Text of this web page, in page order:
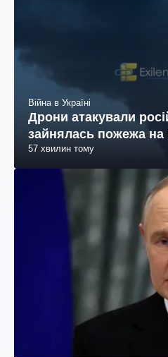
Війна в Україні
Дрони атакували
зайнялась пожежа
57 хвилин тому